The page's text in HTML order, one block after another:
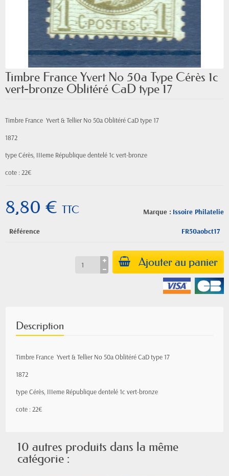
Timbre France Yvert No 50a Type Cérès 1c
vert-bronze Oblitéré CaD type 17
Timbre France Yvert & TellierNo50a Oblitéré CaD type 17
1872
type Cérès, IIIeme Républiquedentelé 1c vert-bronze
cote : 22€
Marque : Issoire Philatelie
8,80 € TTC
Référence FR50aobct17
Ajouter au panier
Description
Timbre France Yvert & TellierNo50a Oblitéré CaD type 17
1872
type Cérès, IIIeme Républiquedentelé 1c vert-bronze
cote : 22€
10 autres produits dans la même
catégorie :